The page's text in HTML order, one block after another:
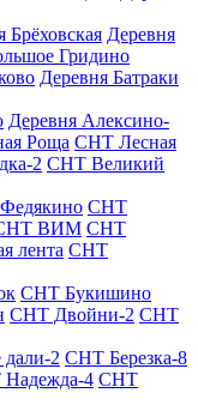
Брёховская Деревня
Гридино
Деревня Батраки
Деревня Алексино-
Роща СНТ Лесная
2 СНТ Великий
СНТ
ВИМ СНТ
лента СНТ
СНТ Букишино
СНТ Двойни-2 СНТ
2 СНТ Березка-8
4 СНТ